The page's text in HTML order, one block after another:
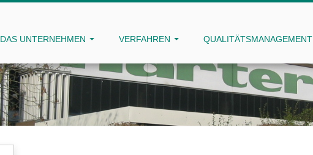
DAS UNTERNEHMEN VERFAHREN QUALITÄTSMANAGEMENT